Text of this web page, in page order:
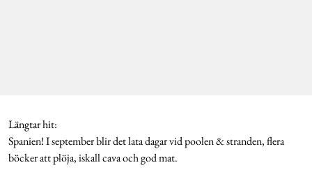
Längtar hit:
Spanien! I september blir det lata dagar vid poolen & stranden, flera
böcker att plöja, iskall cava och god mat.